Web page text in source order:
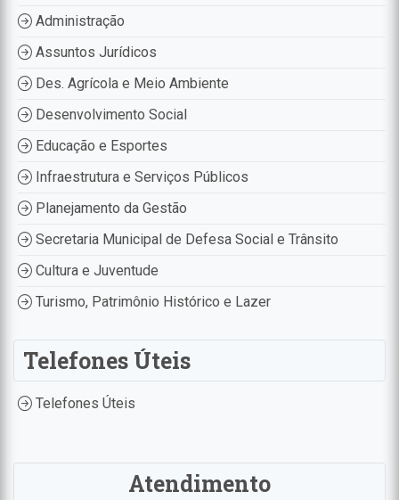
Administração
Assuntos Jurídicos
Des. Agrícola e Meio Ambiente
Desenvolvimento Social
Educação e Esportes
Infraestrutura e Serviços Públicos
Planejamento da Gestão
Secretaria Municipal de Defesa Social e Trânsito
Cultura e Juventude
Turismo, Patrimônio Histórico e Lazer
Telefones Úteis
Telefones Úteis
Atendimento